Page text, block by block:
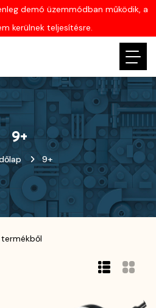
demó üzemmódban működik, a
kerülnek teljesítésre.
9+
9+
termékből